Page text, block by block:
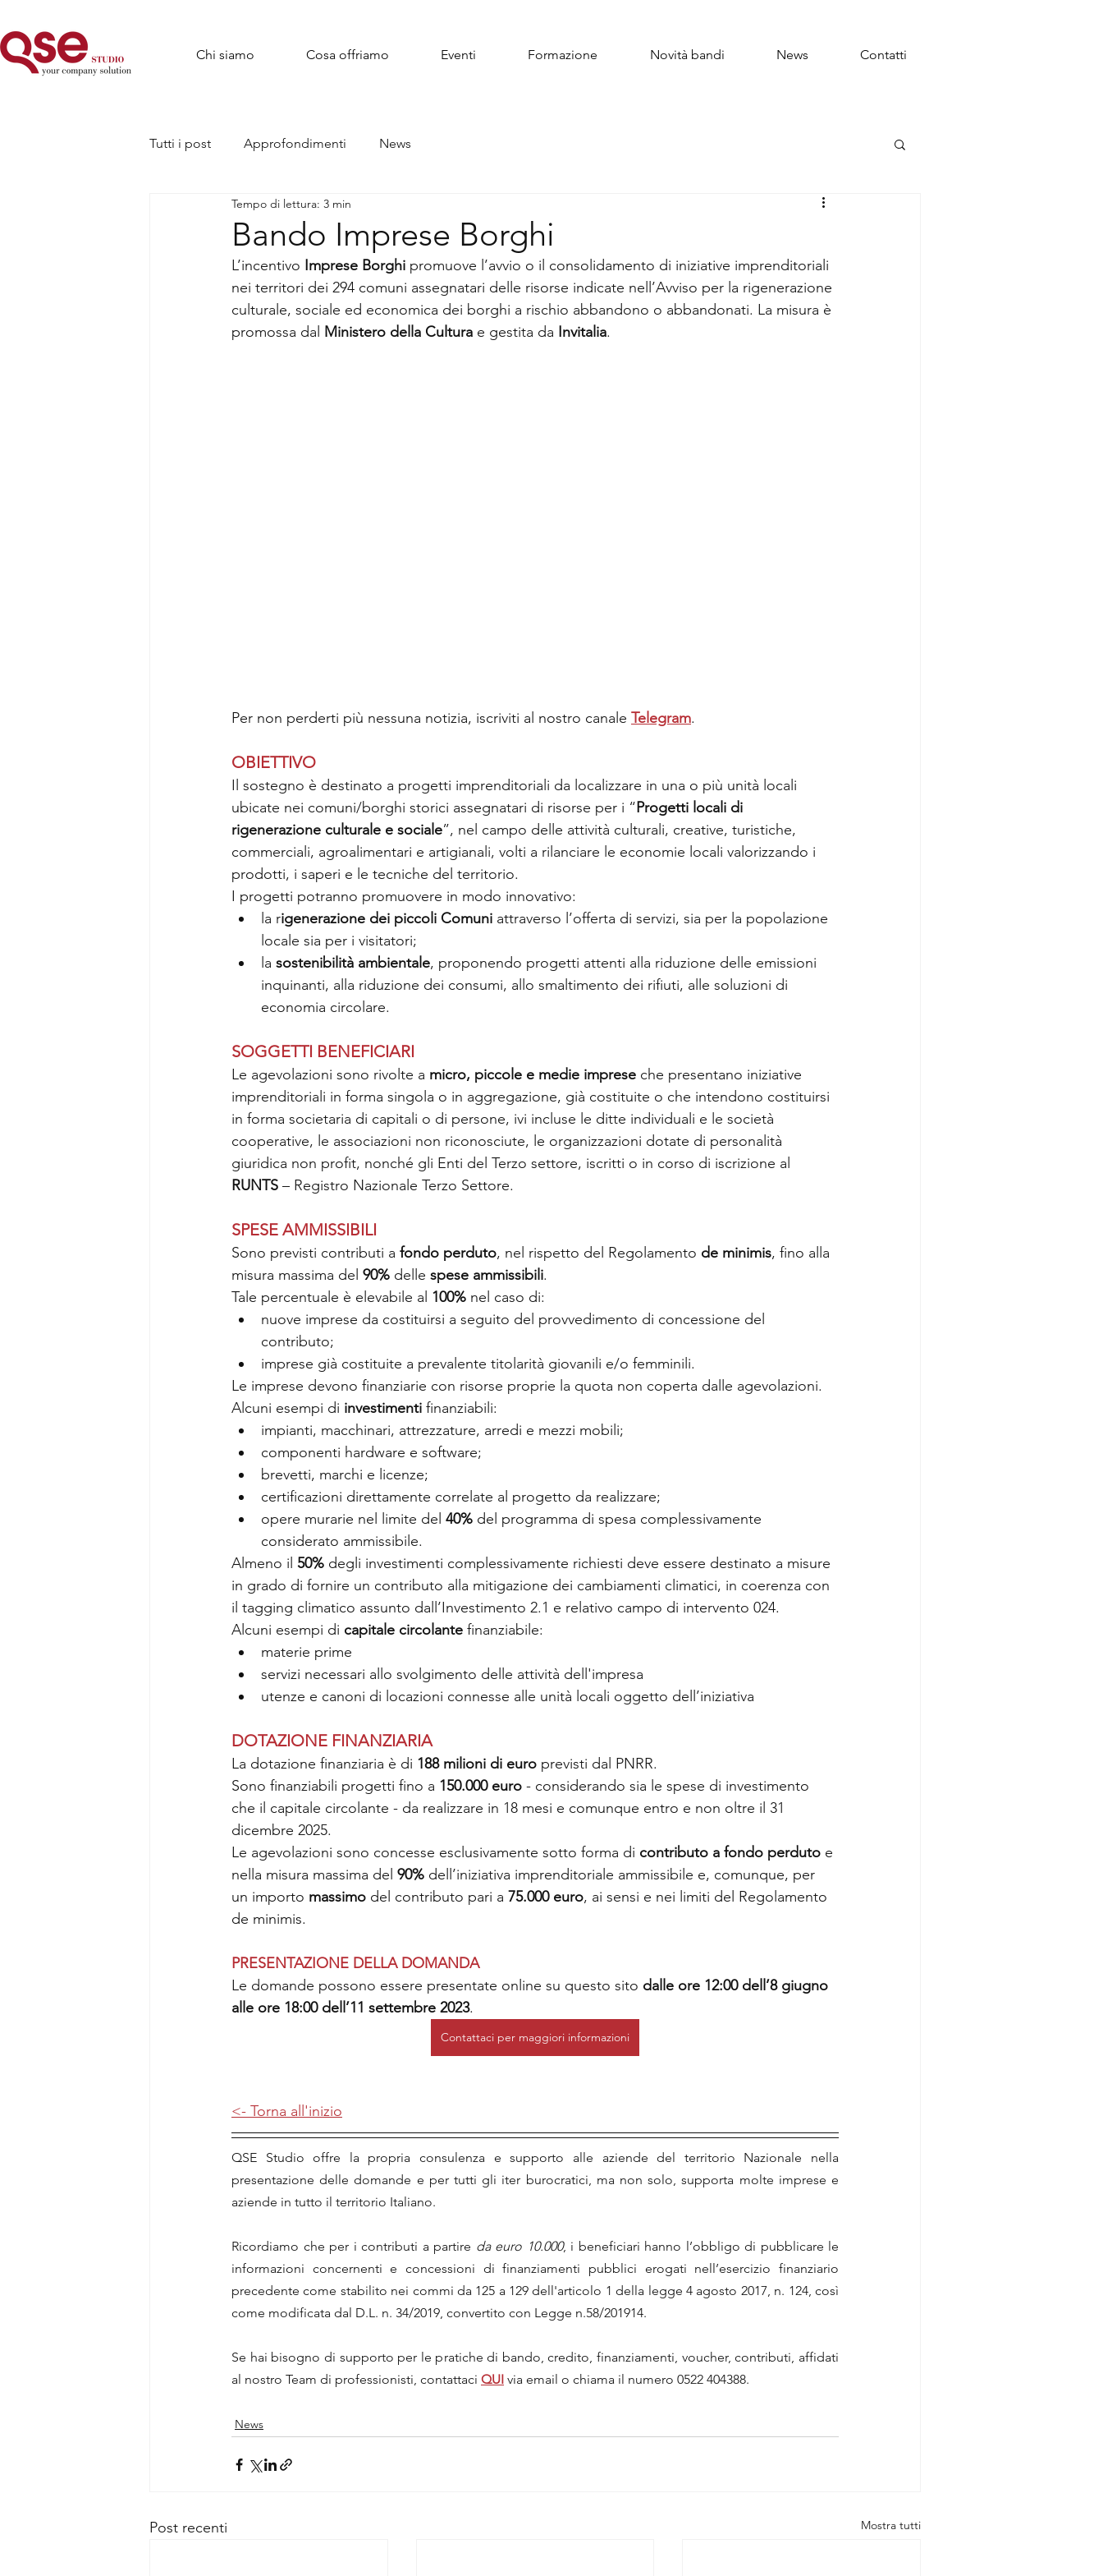
Chi siamo Cosa offriamo Eventi Formazione Novità bandi News Contatti
Tutti i post Approfondimenti News
Bando Imprese Borghi
Tempo di lettura: 3 min
L’incentivo Imprese Borghi promuove l’avvio o il consolidamento di iniziative imprenditoriali
nei territori dei 294 comuni assegnatari delle risorse indicate nell’Avviso per la rigenerazione
culturale, sociale ed economica dei borghi a rischio abbandono o abbandonati. La misura è
promossa dal Ministero della Cultura e gestita da Invitalia.
Per non perderti più nessuna notizia, iscriviti al nostro canale Telegram.
OBIETTIVO
Il sostegno è destinato a progetti imprenditoriali da localizzare in una o più unità locali
ubicate nei comuni/borghi storici assegnatari di risorse per i “Progetti locali di
rigenerazione culturale e sociale”, nel campo delle attività culturali, creative, turistiche,
commerciali, agroalimentari e artigianali, volti a rilanciare le economie locali valorizzando i
prodotti, i saperi e le tecniche del territorio.
I progetti potranno promuovere in modo innovativo:
la rigenerazione dei piccoli Comuni attraverso l’offerta di servizi, sia per la popolazione
locale sia per i visitatori;
la sostenibilità ambientale, proponendo progetti attenti alla riduzione delle emissioni
inquinanti, alla riduzione dei consumi, allo smaltimento dei rifiuti, alle soluzioni di
economia circolare.
SOGGETTI BENEFICIARI
Le agevolazioni sono rivolte a micro, piccole e medie imprese che presentano iniziative
imprenditoriali in forma singola o in aggregazione, già costituite o che intendono costituirsi
in forma societaria di capitali o di persone, ivi incluse le ditte individuali e le società
cooperative, le associazioni non riconosciute, le organizzazioni dotate di personalità
giuridica non profit, nonché gli Enti del Terzo settore, iscritti o in corso di iscrizione al
RUNTS – Registro Nazionale Terzo Settore.
SPESE AMMISSIBILI
Sono previsti contributi a fondo perduto, nel rispetto del Regolamento de minimis, fino alla
misura massima del 90% delle spese ammissibili.
Tale percentuale è elevabile al 100% nel caso di:
nuove imprese da costituirsi a seguito del provvedimento di concessione del
contributo;
imprese già costituite a prevalente titolarità giovanili e/o femminili.
Le imprese devono finanziarie con risorse proprie la quota non coperta dalle agevolazioni.
Alcuni esempi di investimenti finanziabili:
impianti, macchinari, attrezzature, arredi e mezzi mobili;
componenti hardware e software;
brevetti, marchi e licenze;
certificazioni direttamente correlate al progetto da realizzare;
opere murarie nel limite del 40% del programma di spesa complessivamente
considerato ammissibile.
Almeno il 50% degli investimenti complessivamente richiesti deve essere destinato a misure
in grado di fornire un contributo alla mitigazione dei cambiamenti climatici, in coerenza con
il tagging climatico assunto dall’Investimento 2.1 e relativo campo di intervento 024.
Alcuni esempi di capitale circolante finanziabile:
materie prime
servizi necessari allo svolgimento delle attività dell'impresa
utenze e canoni di locazioni connesse alle unità locali oggetto dell’iniziativa
DOTAZIONE FINANZIARIA
La dotazione finanziaria è di 188 milioni di euro previsti dal PNRR.
Sono finanziabili progetti fino a 150.000 euro - considerando sia le spese di investimento
che il capitale circolante - da realizzare in 18 mesi e comunque entro e non oltre il 31
dicembre 2025.
Le agevolazioni sono concesse esclusivamente sotto forma di contributo a fondo perduto e
nella misura massima del 90% dell’iniziativa imprenditoriale ammissibile e, comunque, per
un importo massimo del contributo pari a 75.000 euro, ai sensi e nei limiti del Regolamento
de minimis.
PRESENTAZIONE DELLA DOMANDA
Le domande possono essere presentate online su questo sito dalle ore 12:00 dell’8 giugno
alle ore 18:00 dell’11 settembre 2023.
Contattaci per maggiori informazioni
<- Torna all'inizio
QSE Studio offre la propria consulenza e supporto alle aziende del territorio Nazionale nella
presentazione delle domande e per tutti gli iter burocratici, ma non solo, supporta molte imprese e
aziende in tutto il territorio Italiano.
Ricordiamo che per i contributi a partire da euro 10.000, i beneficiari hanno l’obbligo di pubblicare le
informazioni concernenti e concessioni di finanziamenti pubblici erogati nell’esercizio finanziario
precedente come stabilito nei commi da 125 a 129 dell'articolo 1 della legge 4 agosto 2017, n. 124, così
come modificata dal D.L. n. 34/2019, convertito con Legge n.58/201914.
Se hai bisogno di supporto per le pratiche di bando, credito, finanziamenti, voucher, contributi, affidati
al nostro Team di professionisti, contattaci QUI via email o chiama il numero 0522 404388.
News
Post recenti Mostra tutti